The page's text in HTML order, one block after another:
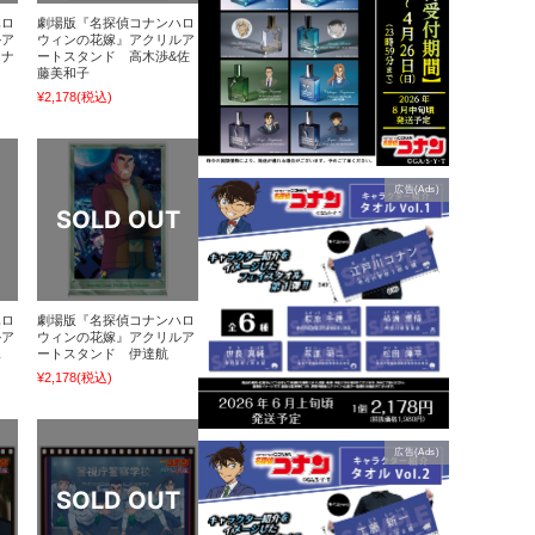
広告(Ads)
広告(Ads)
劇場版『名探偵コナンハロ
ウィンの花嫁』アクリルア
ートスタンド 高木渉&佐
藤美和子
¥2,178(税込)
劇場版『名探偵コナンハロ
ウィンの花嫁』アクリルア
ートスタンド 伊達航
¥2,178(税込)